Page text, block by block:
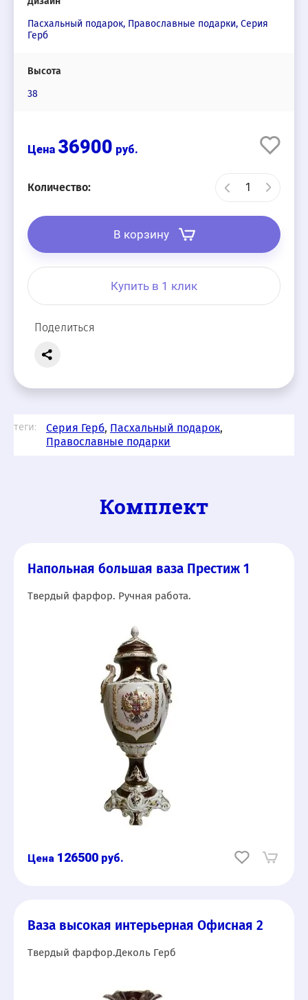
Пасхальный подарок, Православные подарки, Серия
Герб
Высота
38
36900 руб.
Количество:
В корзину
Купить в 1 клик
Поделиться
теги: Серия Герб, Пасхальный подарок,
Православные подарки
Комплект
Напольная большая ваза Престиж 1
Твердый фарфор. Ручная работа.
126500 руб.
Ваза высокая интерьерная Офисная 2
Твердый фарфор.Деколь Герб